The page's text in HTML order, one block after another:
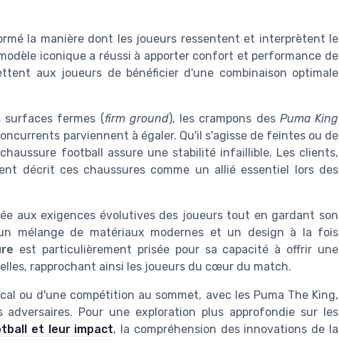
la manière dont les joueurs ressentent et interprètent le
iconique a réussi à apporter confort et performance de
aux joueurs de bénéficier d'une combinaison optimale
surfaces fermes (firm ground), les crampons des Puma King
parviennent à égaler. Qu'il s'agisse de feintes ou de
football assure une stabilité infaillible. Les clients,
décrit ces chaussures comme un allié essentiel lors des
aux exigences évolutives des joueurs tout en gardant son
mélange de matériaux modernes et un design à la fois
est particulièrement prisée pour sa capacité à offrir une
rapprochant ainsi les joueurs du cœur du match.
ou d'une compétition au sommet, avec les Puma The King,
Pour une exploration plus approfondie sur les
et leur impact, la compréhension des innovations de la